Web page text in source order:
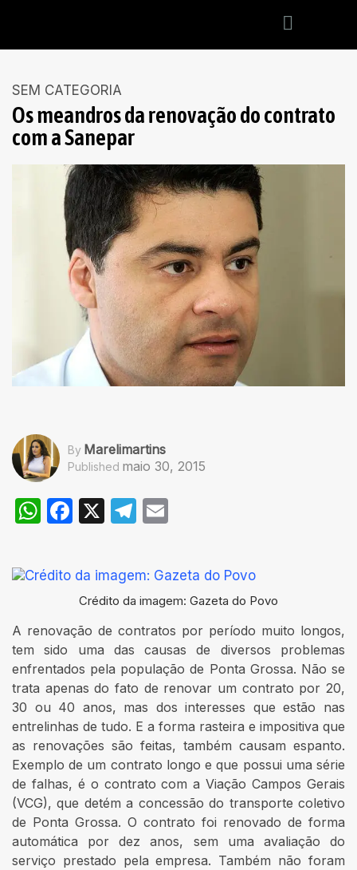
SEM CATEGORIA
Os meandros da renovação do contrato
com a Sanepar
By Marelimartins
Published maio 30, 2015
WhatsApp
Facebook
X Telegram
Crédito da imagem: Gazeta do Povo
A renovação de contratos por período muito longos,
tem sido uma das causas de diversos problemas
enfrentados pela população de Ponta Grossa. Não se
trata apenas do fato de renovar um contrato por 20,
30 ou 40 anos, mas dos interesses que estão nas
entrelinhas de tudo. E a forma rasteira e impositiva que
as renovações são feitas, também causam espanto.
Exemplo de um contrato longo e que possui uma série
de falhas, é o contrato com a Viação Campos Gerais
(VCG), que detém a concessão do transporte coletivo
de Ponta Grossa. O contrato foi renovado de forma
automática por dez anos, sem uma avaliação do
serviço prestado pela empresa. Também não foram